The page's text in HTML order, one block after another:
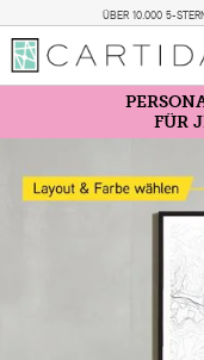
ÜBER 10.000 5-
FÜR